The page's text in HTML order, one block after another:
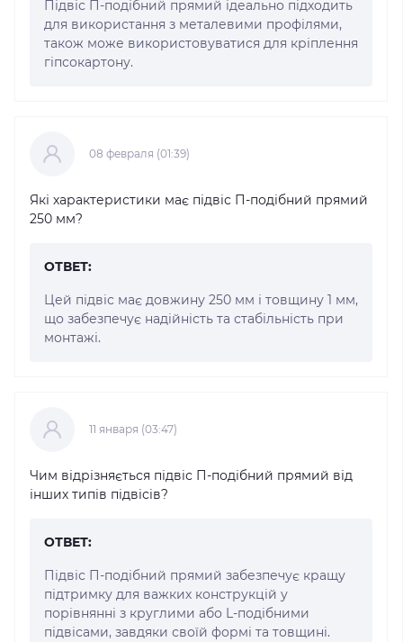
Підвіс П-подібний прямий ідеально підходить
для використання з металевими профілями,
також може використовуватися для кріплення
гіпсокартону.
08 февраля (01:39)
Які характеристики має підвіс П-подібний прямий
250 мм?
ОТВЕТ:
Цей підвіс має довжину 250 мм і товщину 1 мм,
що забезпечує надійність та стабільність при
монтажі.
11 января (03:47)
Чим відрізняється підвіс П-подібний прямий від
інших типів підвісів?
ОТВЕТ:
Підвіс П-подібний прямий забезпечує кращу
підтримку для важких конструкцій у
порівнянні з круглими або L-подібними
підвісами, завдяки своїй формі та товщині.